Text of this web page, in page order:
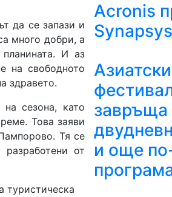
да се запази и
много добри, а
И аз
на свободното
здравето.
сезона, като
Това заяви
Тя се
от
туристическа
Acronis
Synapsys
и още